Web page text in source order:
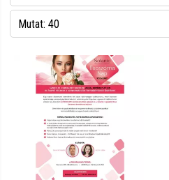
Név szerint csökkenő
Ár szerint csökkenő
Ár szerint növekvő
Mutat: 40
Mutat: 80
Mutat: 160